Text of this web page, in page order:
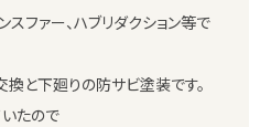
スファー、ハブリダクション等で
と下廻りの防サビ塗装です。
たので